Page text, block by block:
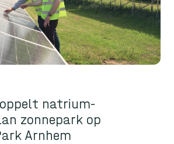
natrium-
zonnepark op
Arnhem